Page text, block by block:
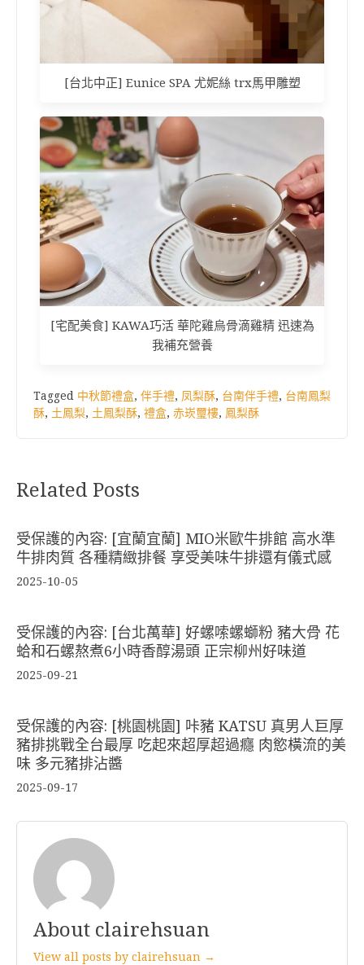
[台北中正] Eunice SPA 尤妮絲 trx馬甲雕塑
[宅配美食] KAWA巧活 華陀雞烏骨滴雞精 迅速為
我補充營養
Tagged 中秋節禮盒, 伴手禮, 凤梨酥, 台南伴手禮, 台南鳳梨
酥, 土鳳梨, 土鳳梨酥, 禮盒, 赤崁璽樓, 鳳梨酥
Related Posts
受保護的內容: [宜蘭宜蘭] MIO米歐牛排館 高水準
牛排肉質 各種精緻排餐 享受美味牛排還有儀式感
2025-10-05
受保護的內容: [台北萬華] 好螺嗦螺螄粉 豬大骨 花
蛤和石螺熬煮6小時香醇湯頭 正宗柳州好味道
2025-09-21
受保護的內容: [桃園桃園] 咔豬 KATSU 真男人巨厚
豬排挑戰全台最厚 吃起來超厚超過癮 肉慾橫流的美
味 多元豬排沾醬
2025-09-17
About clairehsuan
View all posts by clairehsuan →